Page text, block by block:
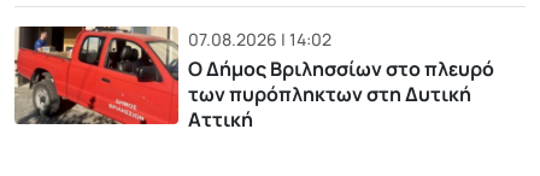
07.08.2026 | 14:02
Ο Δήμος Βριλησσίων στο πλευρό
των πυρόπληκτων στη Δυτική
Αττική